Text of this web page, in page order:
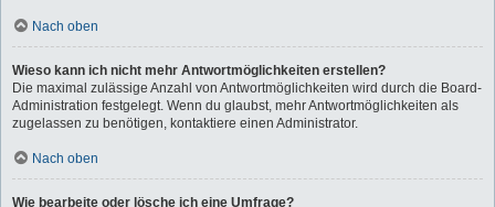
Nach oben
Wieso kann ich nicht mehr Antwortmöglichkeiten erstellen?
Die maximal zulässige Anzahl von Antwortmöglichkeiten wird durch die Board-
Administration festgelegt. Wenn du glaubst, mehr Antwortmöglichkeiten als
zugelassen zu benötigen, kontaktiere einen Administrator.
Nach oben
Wie bearbeite oder lösche ich eine Umfrage?